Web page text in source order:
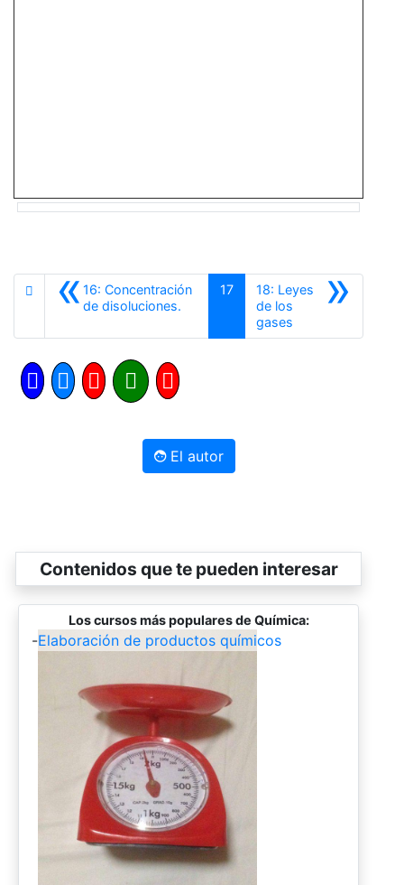
«16: Concentración
de disoluciones.
17 »
18: Leyes
de los
gasesSiguiente
El autor
Contenidos que te pueden interesar
Los cursos más populares de Química:
-Elaboración de productos químicos